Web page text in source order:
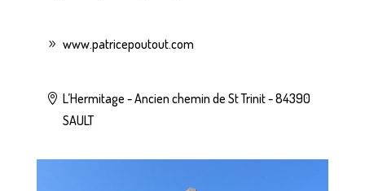
www.patricepoutout.com
L’Hermitage - Ancien chemin de St Trinit - 84390
SAULT